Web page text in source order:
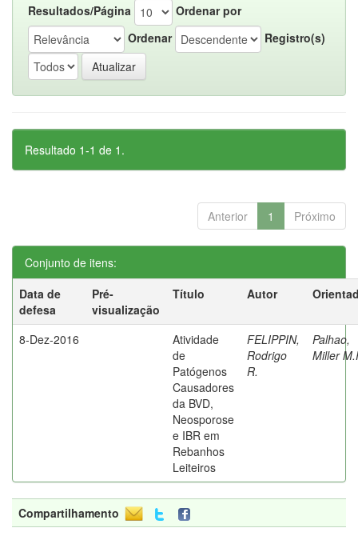
Resultados/Página
Ordenar por
Ordenar
Registro(s)
Resultado 1-1 de 1.
Anterior 1 Próximo
Conjunto de itens:
Data de
defesa
Pré-
visualização
Título Autor
8-Dez-2016
Atividade
de
Patógenos
Causadores
da BVD,
Neosporose
e IBR em
Rebanhos
Leiteiros
FELIPPIN,
Rodrigo
R.
Palhao,
Miller
Compartilhamento